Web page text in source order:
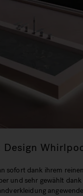
sofort dank ihrem
und sehr gewählt